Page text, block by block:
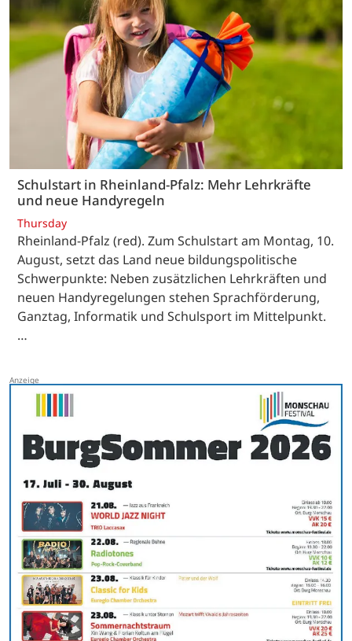
Schulstart in Rheinland-Pfalz: Mehr Lehrkräfte
und neue Handyregeln
Thursday
Rheinland-Pfalz (red). Zum Schulstart am Montag, 10.
August, setzt das Land neue bildungspolitische
Schwerpunkte: Neben zusätzlichen Lehrkräften und
neuen Handyregelungen stehen Sprachförderung,
Ganztag, Informatik und Schulsport im Mittelpunkt.
…